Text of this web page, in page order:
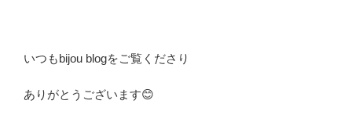
いつもbijou blogをご覧くださり
ありがとうございます😊